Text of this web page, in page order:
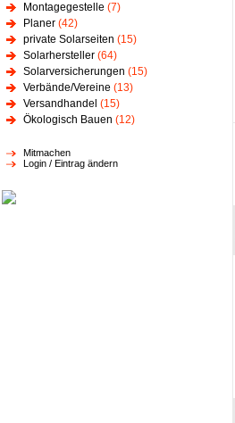
Montagegestelle (7)
Planer (42)
private Solarseiten (15)
Solarhersteller (64)
Solarversicherungen (15)
Verbände/Vereine (13)
Versandhandel (15)
Ökologisch Bauen (12)
Mitmachen
Login / Eintrag ändern